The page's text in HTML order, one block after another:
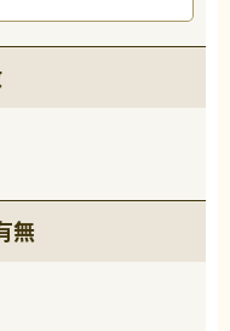
無